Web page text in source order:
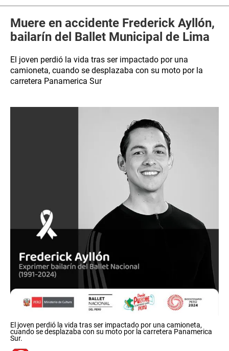
Muere en accidente Frederick Ayllón,
bailarín del Ballet Municipal de Lima
El joven perdió la vida tras ser impactado por una
camioneta, cuando se desplazaba con su moto por la
carretera Panamerica Sur
El joven perdió la vida tras ser impactado por una camioneta,
cuando se desplazaba con su moto por la carretera Panamerica
Sur.